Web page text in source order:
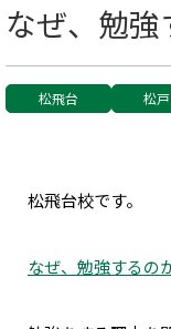
なぜ、勉
松飛台 松
松飛台校です。
なぜ、勉強するの